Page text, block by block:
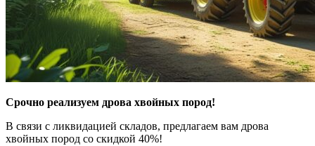
Срочно реализуем дрова хвойных пород!
В связи с ликвидацией складов, предлагаем вам дрова
хвойных пород со скидкой 40%!